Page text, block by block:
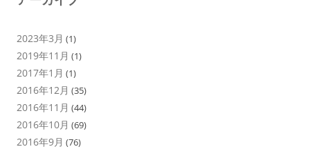
2023年3月 (1)
2019年11月 (1)
2017年1月 (1)
2016年12月 (35)
2016年11月 (44)
2016年10月 (69)
2016年9月 (76)